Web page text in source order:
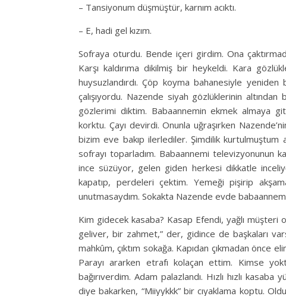
– Tansiyonum düşmüştür, karnım acıktı.
– E, hadi gel kızım.
Sofraya oturdu. Bende içeri girdim. Ona
Karşı kaldırıma dikilmiş bir heykeldi. Kara
huysuzlandırdı. Çöp koyma bahanesiyle yeniden
çalışıyordu. Nazende siyah gözlüklerinin
gözlerimi diktim. Babaannemin ekmek almaya
korktu. Çayı devirdi. Onunla uğraşırken
bizim eve bakıp ilerlediler. Şimdilik kurtulmuştum
sofrayı toparladım. Babaannemi televizyonunun
ince süzüyor, gelen giden herkesi dikkatle
kapatıp, perdeleri çektim. Yemeği pişirip
unutmasaydım. Sokakta Nazende evde
Kim gidecek kasaba? Kasap Efendi, yağlı müşteri
geliver, bir zahmet,” der, gidince de başkaları
mahkûm, çıktım sokağa. Kapıdan çıkmadan önce
Parayı ararken etrafı kolaçan ettim. Kimse
bağırıverdim. Adam palazlandı. Hızlı hızlı
diye bakarken, “Miiyykkk” bir cıyaklama koptu.